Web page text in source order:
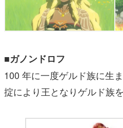
■ガノンドロフ
100 年に一度ゲルド族に生
掟により王となりゲルド族